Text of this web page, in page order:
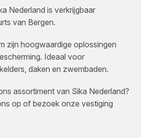
Nederland is verkrijgbaar
van Bergen.
zijn hoogwaardige oplossingen
Ideaal voor
daken en zwembaden.
assortiment van Sika Nederland?
op of bezoek onze vestiging